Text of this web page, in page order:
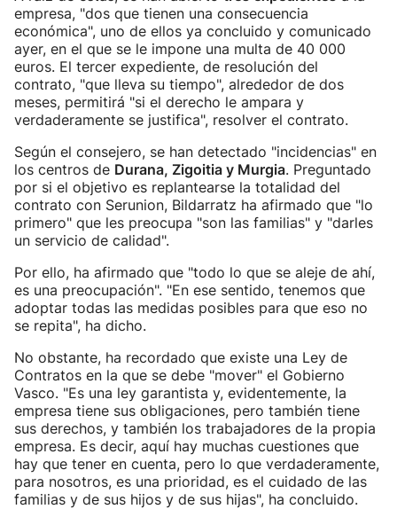
empresa, "dos que tienen una consecuencia
económica", uno de ellos ya concluido y comunicado
ayer, en el que se le impone una multa de 40 000
euros. El tercer expediente, de resolución del
contrato, "que lleva su tiempo", alrededor de dos
meses, permitirá "si el derecho le ampara y
verdaderamente se justifica", resolver el contrato.
Según el consejero, se han detectado "incidencias" en
los centros de Durana, Zigoitia y Murgia. Preguntado
por si el objetivo es replantearse la totalidad del
contrato con Serunion, Bildarratz ha afirmado que "lo
primero" que les preocupa "son las familias" y "darles
un servicio de calidad".
Por ello, ha afirmado que "todo lo que se aleje de ahí,
es una preocupación". "En ese sentido, tenemos que
adoptar todas las medidas posibles para que eso no
se repita", ha dicho.
No obstante, ha recordado que existe una Ley de
Contratos en la que se debe "mover" el Gobierno
Vasco. "Es una ley garantista y, evidentemente, la
empresa tiene sus obligaciones, pero también tiene
sus derechos, y también los trabajadores de la propia
empresa. Es decir, aquí hay muchas cuestiones que
hay que tener en cuenta, pero lo que verdaderamente,
para nosotros, es una prioridad, es el cuidado de las
familias y de sus hijos y de sus hijas", ha concluido.